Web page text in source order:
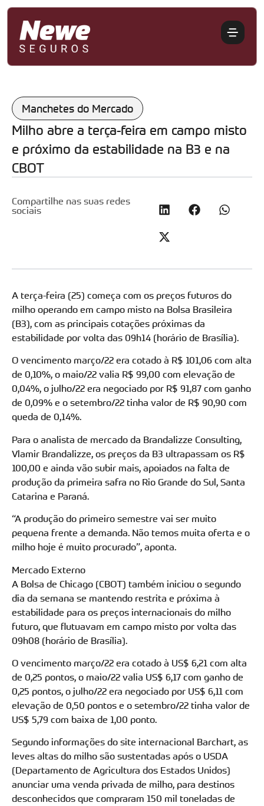
Manchetes do Mercado
Milho abre a terça-feira em campo misto
e próximo da estabilidade na B3 e na
CBOT
Compartilhe nas suas redes
sociais
A terça-feira (25) começa com os preços futuros do
milho operando em campo misto na Bolsa Brasileira
(B3), com as principais cotações próximas da
estabilidade por volta das 09h14 (horário de Brasília).
O vencimento março/22 era cotado à R$ 101,06 com alta
de 0,10%, o maio/22 valia R$ 99,00 com elevação de
0,04%, o julho/22 era negociado por R$ 91,87 com ganho
de 0,09% e o setembro/22 tinha valor de R$ 90,90 com
queda de 0,14%.
Para o analista de mercado da Brandalizze Consulting,
Vlamir Brandalizze, os preços da B3 ultrapassam os R$
100,00 e ainda vão subir mais, apoiados na falta de
produção da primeira safra no Rio Grande do Sul, Santa
Catarina e Paraná.
“A produção do primeiro semestre vai ser muito
pequena frente a demanda. Não temos muita oferta e o
milho hoje é muito procurado”, aponta.
Mercado Externo
A Bolsa de Chicago (CBOT) também iniciou o segundo
dia da semana se mantendo restrita e próxima à
estabilidade para os preços internacionais do milho
futuro, que flutuavam em campo misto por volta das
09h08 (horário de Brasília).
O vencimento março/22 era cotado à US$ 6,21 com alta
de 0,25 pontos, o maio/22 valia US$ 6,17 com ganho de
0,25 pontos, o julho/22 era negociado por US$ 6,11 com
elevação de 0,50 pontos e o setembro/22 tinha valor de
US$ 5,79 com baixa de 1,00 ponto.
Segundo informações do site internacional Barchart, as
leves altas do milho são sustentadas após o USDA
(Departamento de Agricultura dos Estados Unidos)
anunciar uma venda privada de milho, para destinos
desconhecidos que compraram 150 mil toneladas de